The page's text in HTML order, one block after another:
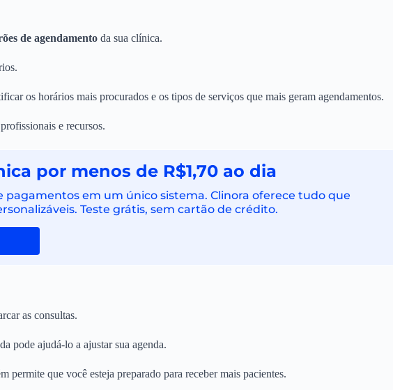
de agendamento da sua clínica.
os horários mais procurados e os tipos de serviços que mais geram agendamentos.
e recursos.
por menos de R$1,70 ao dia
pagamentos em um único sistema. Clinora oferece tudo que
Teste grátis, sem cartão de crédito.
as consultas.
pode ajudá-lo a ajustar sua agenda.
permite que você esteja preparado para receber mais pacientes.